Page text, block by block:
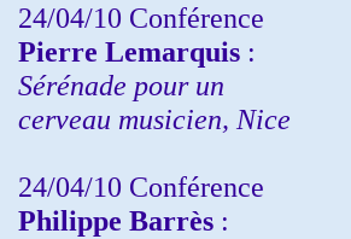
24/04/10 Conférence
Pierre Lemarquis :
Sérénade pour un
cerveau musicien, Nice
24/04/10 Conférence
Philippe Barrès :